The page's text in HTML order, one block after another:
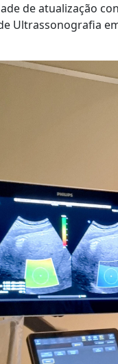
de atualização
Ultrassonografia